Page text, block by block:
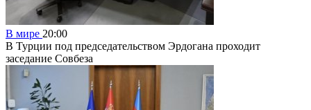
В мире 20:00
В Турции под председательством Эрдогана проходит
заседание Совбеза